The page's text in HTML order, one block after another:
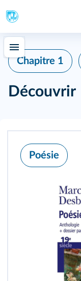
Chapitre 1
Découvrir
Poésie